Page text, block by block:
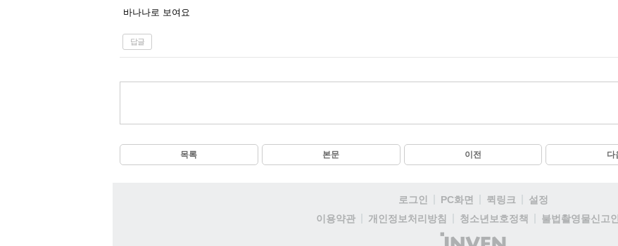
바나나로 보여요
답글
목록 본문 이전 다
로그인 PC화면 퀵링크
설정
이용약관
개인정보처리방침 청소년보호정책
불법촬영물신고
(주)